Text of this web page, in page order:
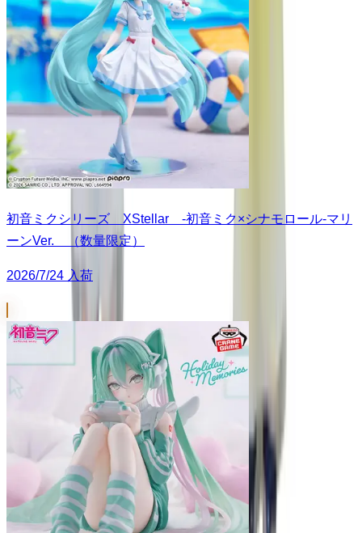
初音ミクシリーズ XStellar ‐初音ミク×シナモロール‐マリ
ーンVer. （数量限定）
2026/7/24 入荷